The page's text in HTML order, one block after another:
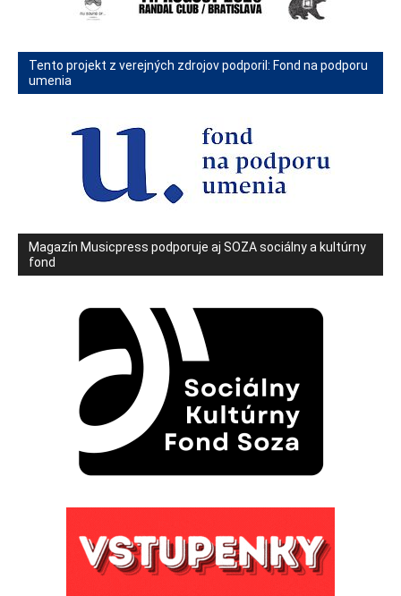
Tento projekt z verejných zdrojov podporil: Fond na podporu
umenia
Magazín Musicpress podporuje aj SOZA sociálny a kultúrny
fond